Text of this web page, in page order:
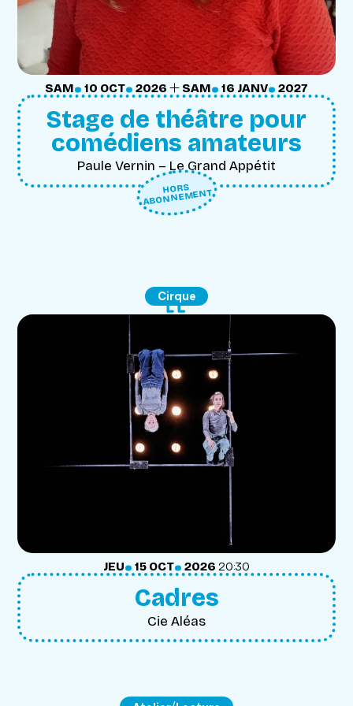
DU
SAMEDI
SAM.10
OCTOBRE
OCT.2026
AU
SAMEDI
SAM.16
JANVIER
JANV.2027
Stage de théâtre pour
comédiens amateurs
Paule Vernin – Le Grand Appétit
HORS
ABONNEMENT
Cirque
JEU.15 OCT.2026 20:30
Cadres
Cie Aléas